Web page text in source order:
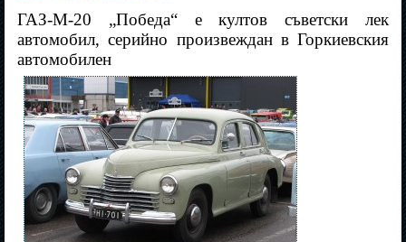
ГАЗ-М-20 „Победа“ е култов съветски лек
автомобил, серийно произвеждан в Горкиевския
автомобилен